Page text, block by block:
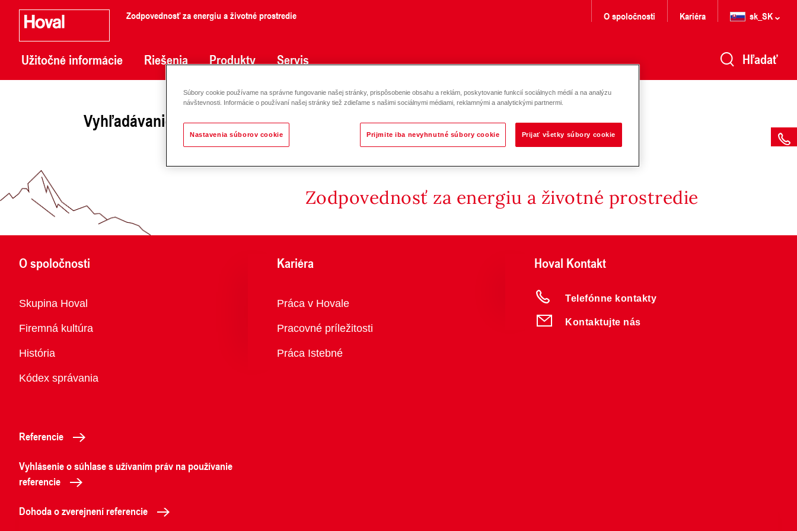
Zodpovednosť za energiu a životné prostredie
Užitočné informácie Riešenia Produkty Servis
O spoločnosti Kariéra sk_SK
Hľadať
Vyhľadávanie neúspešné, prosím, skúste znova
Zodpovednosť za energiu a životné prostredie
O spoločnosti
Prehľad
Skupina Hoval
Firemná kultúra
História
Kódex správania
Kariéra
Prehľad
Práca v Hovale
Pracovné príležitosti
Práca Istebné
Hoval Kontakt
Telefónne kontakty
Kontaktujte nás
Referencie
Vyhlásenie o súhlase s užívaním práv na používanie
referencie
Dohoda o zverejnení referencie
Súbory cookie používame na správne fungovanie našej stránky, prispôsobenie obsahu a reklám, poskytovanie funkcií sociálnych médií a na analýzu
návštevnosti. Informácie o používaní našej stránky tiež zdieľame s našimi sociálnymi médiami, reklamnými a analytickými partnermi.
Nastavenia súborov cookie Prijmite iba nevyhnutné súbory cookie Prijať všetky súbory cookie